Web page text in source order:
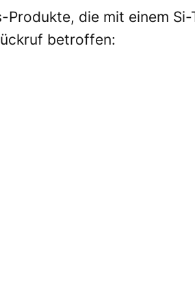
die mit einem
betroffen: